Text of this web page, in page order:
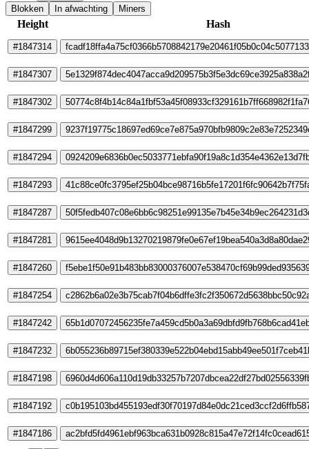
Blokken
In afwachting Miners
Height Hash
#1847314
#1847307
#1847302
#1847299
#1847294
#1847293
#1847287
#1847281
#1847260
#1847254
#1847242
#1847232
#1847198
#1847192
#1847186